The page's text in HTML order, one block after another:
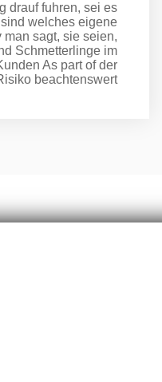
drauf fuhren, sei es
welches eigene
sagt, sie seien,
Schmetterlinge im
As part of der
beachtenswert!